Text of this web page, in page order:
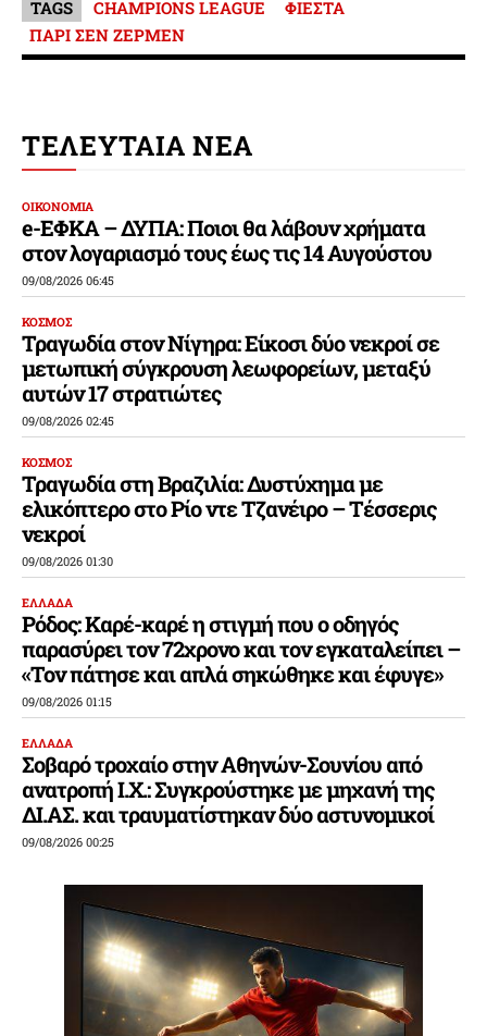
TAGS CHAMPIONS LEAGUE
ΦΙΕΣΤΑ
ΠΑΡΙ ΣΕΝ ΖΕΡΜΕΝ
ΤΕΛΕΥΤΑΙΑ ΝΕΑ
ΟΙΚΟΝΟΜΙΑ
e-ΕΦΚΑ – ΔΥΠΑ: Ποιοι θα λάβουν χρήματα
στον λογαριασμό τους έως τις 14 Αυγούστου
09/08/2026 06:45
ΚΟΣΜΟΣ
Τραγωδία στον Νίγηρα: Είκοσι δύο νεκροί σε
μετωπική σύγκρουση λεωφορείων, μεταξύ
αυτών 17 στρατιώτες
09/08/2026 02:45
ΚΟΣΜΟΣ
Τραγωδία στη Βραζιλία: Δυστύχημα με
ελικόπτερο στο Ρίο ντε Τζανέιρο – Τέσσερις
νεκροί
09/08/2026 01:30
ΕΛΛΑΔΑ
Ρόδος: Καρέ-καρέ η στιγμή που ο οδηγός
παρασύρει τον 72χρονο και τον εγκαταλείπει –
«Τον πάτησε και απλά σηκώθηκε και έφυγε»
09/08/2026 01:15
ΕΛΛΑΔΑ
Σοβαρό τροχαίο στην Αθηνών-Σουνίου από
ανατροπή Ι.Χ.: Συγκρούστηκε με μηχανή της
ΔΙ.ΑΣ. και τραυματίστηκαν δύο αστυνομικοί
09/08/2026 00:25